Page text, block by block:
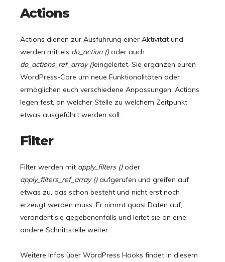
Actions
Actions dienen zur Ausführung einer Aktivität und
werden mittels do_action ()oder auch
do_actions_ref_array ()eingeleitet. Sie ergänzen euren
WordPress-Core um neue Funktionalitäten oder
ermöglichen euch verschiedene Anpassungen. Actions
legen fest, an welcher Stelle zu welchem Zeitpunkt
etwas ausgeführt werden soll.
Filter
Filter werden mit apply_filters ()oder
apply_filters_ref_array ()aufgerufen und greifen auf
etwas zu, das schon besteht und nicht erst noch
erzeugt werden muss. Er nimmt quasi Daten auf,
verändert sie gegebenenfalls und leitet sie an eine
andere Schnittstelle weiter.
Weitere Infos über WordPress Hooks findet in diesem